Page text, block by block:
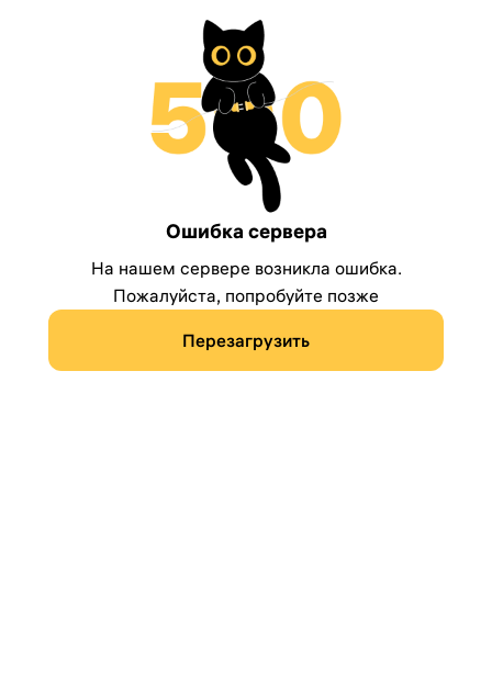
Ошибка сервера
На нашем сервере возникла ошибка.
Пожалуйста, попробуйте позже
Перезагрузить